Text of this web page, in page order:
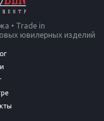
• Trade in
ювилерных изделий